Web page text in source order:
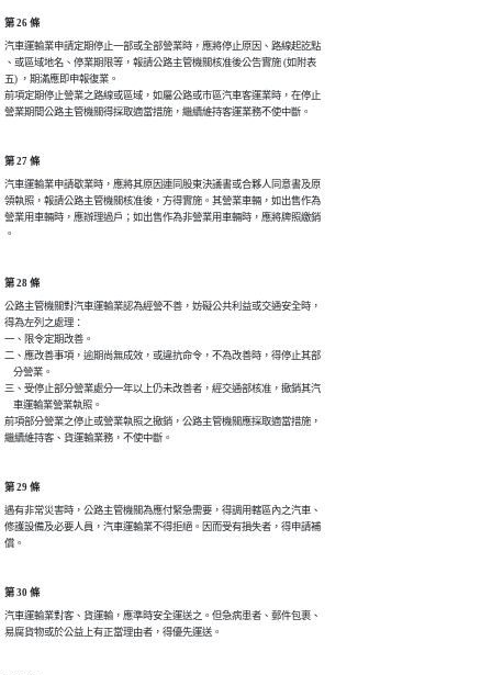
第 26 條
汽車運輸業申請定期停止一部或全部營業時，應將停止原因、路線起訖點
、或區域地名、停業期限等，報請公路主管機關核准後公告實施 (如附表
五) ，期滿應即申報復業。
前項定期停止營業之路線或區域，如屬公路或市區汽車客運業時，在停止
營業期間公路主管機關得採取適當措施，繼續維持客運業務不使中斷。
第 27 條
汽車運輸業申請歇業時，應將其原因連同股東決議書或合夥人同意書及原
領執照，報請公路主管機關核准後，方得實施。其營業車輛，如出售作為
營業用車輛時，應辦理過戶；如出售作為非營業用車輛時，應將牌照繳銷
。
第 28 條
公路主管機關對汽車運輸業認為經營不善，妨礙公共利益或交通安全時，
得為左列之處理：
一、限令定期改善。
二、應改善事項，逾期尚無成效，或違抗命令，不為改善時，得停止其部
    分營業。
三、受停止部分營業處分一年以上仍未改善者，經交通部核准，撤銷其汽
    車運輸業營業執照。
前項部分營業之停止或營業執照之撤銷，公路主管機關應採取適當措施，
繼續維持客、貨運輸業務，不使中斷。
第 29 條
遇有非常災害時，公路主管機關為應付緊急需要，得調用轄區內之汽車、
修護設備及必要人員，汽車運輸業不得拒絕。因而受有損失者，得申請補
償。
第 30 條
汽車運輸業對客、貨運輸，應準時安全運送之。但急病患者、郵件包裹、
易腐貨物或於公益上有正當理由者，得優先運送。